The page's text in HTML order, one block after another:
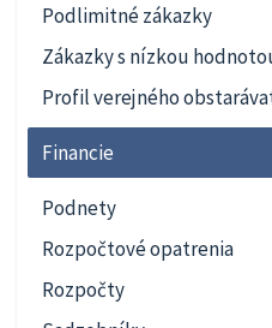
Podlimitné zákazky
Zákazky s nízkou
Profil verejného
Financie
Podnety
Rozpočtové opatrenia
Rozpočty